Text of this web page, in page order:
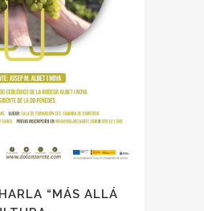
“MÁS ALLÁ